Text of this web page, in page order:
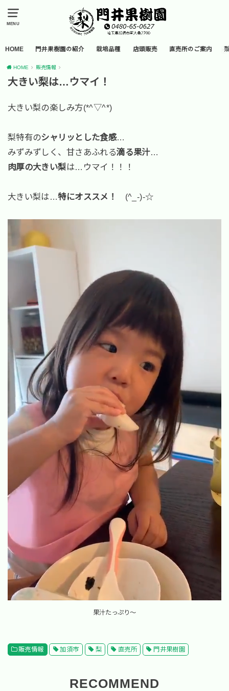
MENU
HOME 門井果樹園の紹介 栽培品種 店頭販売 直売所のご案内
HOME 販売情報
大きい梨は…ウマイ！
大きい梨の楽しみ方(*^▽^*)
梨特有のシャリッとした食感…
みずみずしく、甘さあふれる滴る果汁…
肉厚の大きい梨は…ウマイ！！！
大きい梨は…特にオススメ！ (^_-)-☆
果汁たっぷり～
販売情報 加須市 梨 直売所 門井果樹園
RECOMMEND